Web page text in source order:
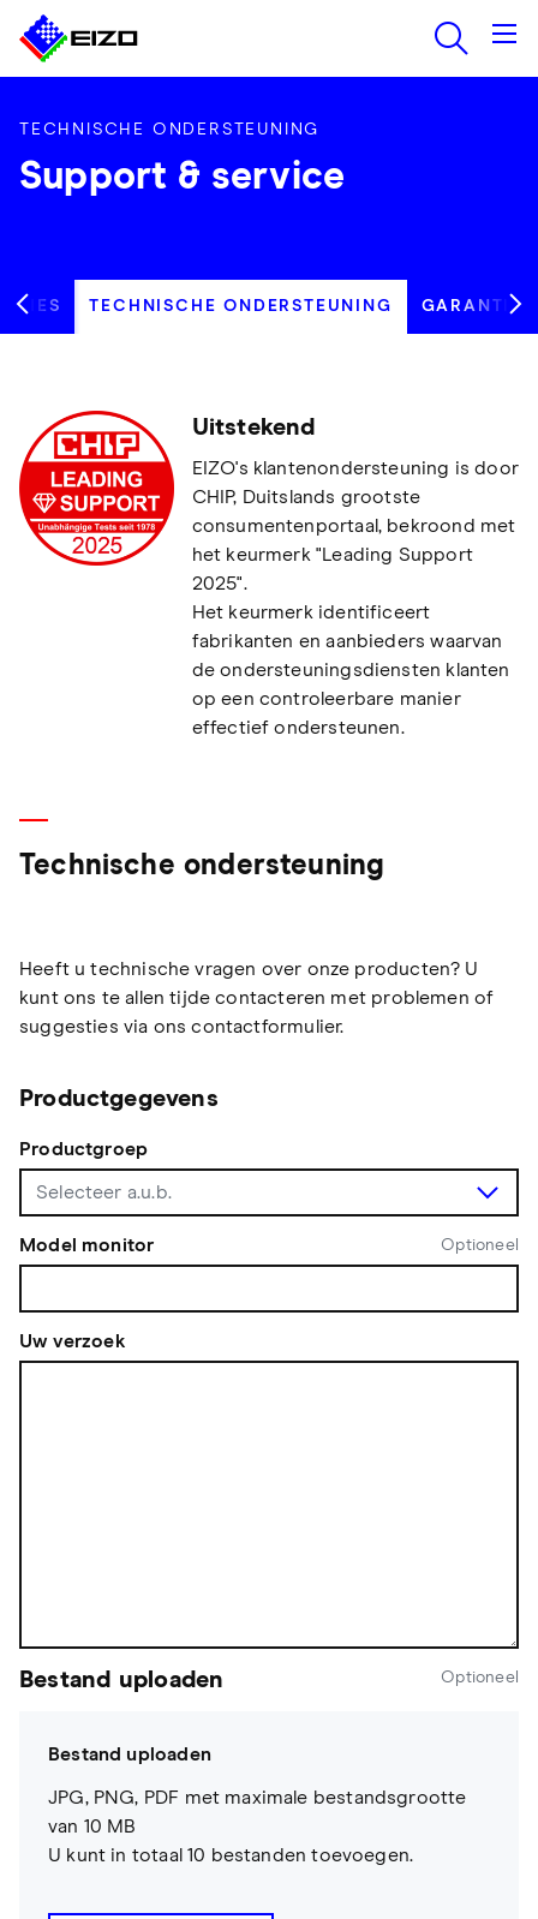
TECHNISCHE ONDERSTEUNING
Support & service
TECHNISCHE ONDERSTEUNING GARANTIE
Uitstekend
EIZO's klantenondersteuning is door
CHIP, Duitslands grootste
consumentenportaal, bekroond met
het keurmerk "Leading Support
2025".
Het keurmerk identificeert
fabrikanten en aanbieders waarvan
de ondersteuningsdiensten klanten
op een controleerbare manier
effectief ondersteunen.
Technische ondersteuning
Heeft u technische vragen over onze producten? U
kunt ons te allen tijde contacteren met problemen of
suggesties via ons contactformulier.
Productgegevens
Productgroep
Model monitor Optioneel
Uw verzoek
Bestand uploaden Optioneel
Bestand uploaden
JPG, PNG, PDF met maximale bestandsgrootte
van 10 MB
U kunt in totaal 10 bestanden toevoegen.